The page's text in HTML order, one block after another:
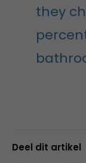
they
Deel dit artikel